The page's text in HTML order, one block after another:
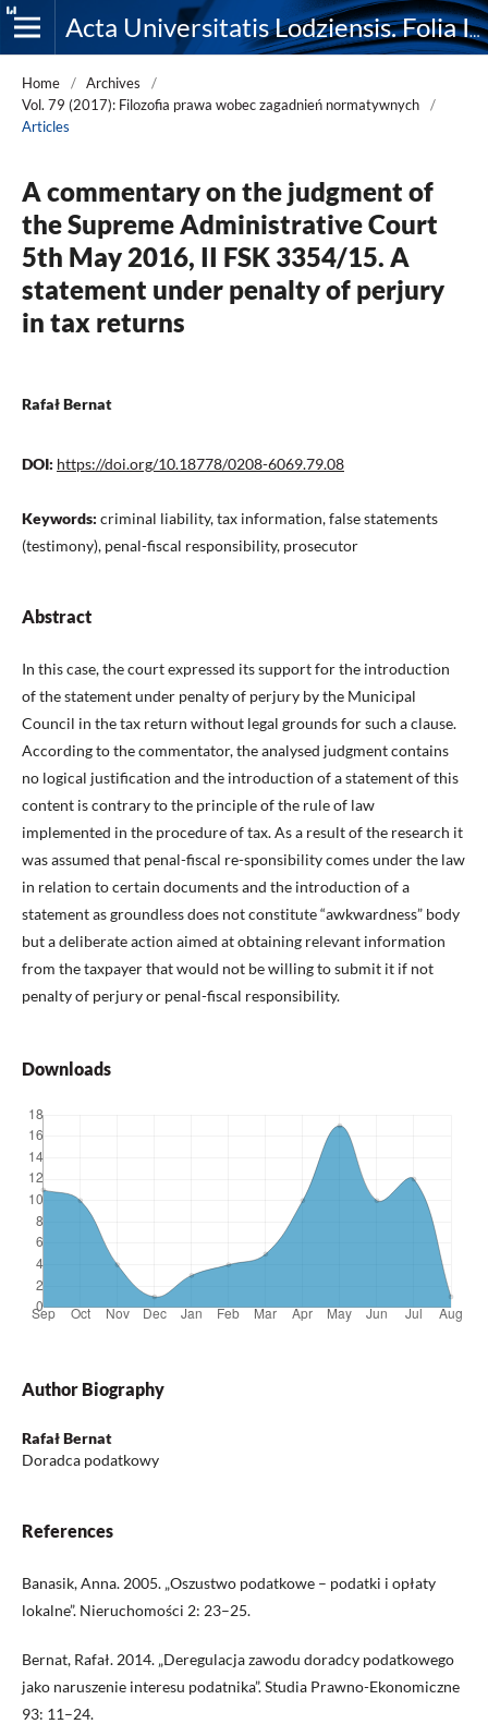
Acta Universitatis Lodziensis. Folia Iuridica
Home / Archives
/
Vol. 79 (2017): Filozofia prawa wobec zagadnień normatywnych
/
Articles
A commentary on the judgment of
the Supreme Administrative Court
5th May 2016, II FSK 3354/15. A
statement under penalty of perjury
in tax returns
Rafał Bernat
DOI: https://doi.org/10.18778/0208-6069.79.08
Keywords: criminal liability, tax information, false statements
(testimony), penal-fiscal responsibility, prosecutor
Abstract
In this case, the court expressed its support for the introduction
of the statement under penalty of perjury by the Municipal
Council in the tax return without legal grounds for such a clause.
According to the commentator, the analysed judgment contains
no logical justification and the introduction of a statement of this
content is contrary to the principle of the rule of law
implemented in the procedure of tax. As a result of the research it
was assumed that penal-fiscal re-sponsibility comes under the law
in relation to certain documents and the introduction of a
statement as groundless does not constitute “awkwardness” body
but a deliberate action aimed at obtaining relevant information
from the taxpayer that would not be willing to submit it if not
penalty of perjury or penal-fiscal responsibility.
Downloads
Author Biography
Rafał Bernat
Doradca podatkowy
References
Banasik, Anna. 2005. „Oszustwo podatkowe – podatki i opłaty
lokalne”. Nieruchomości 2: 23–25.
Bernat, Rafał. 2014. „Deregulacja zawodu doradcy podatkowego
jako naruszenie interesu podatnika”. Studia Prawno-Ekonomiczne
93: 11–24.